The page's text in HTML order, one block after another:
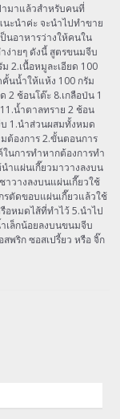
ามาแล้วสำหรับคนที่
ะนำค่ะ จะนำไปทำขาย
นอาหารว่างให้คนใน
ง่ายๆ ดังนี้ สูตรขนมจีบ
2.เนื้อหมูละเอียด 100
นน้ำให้แห้ง 100 กรัม
2 ช้อนโต๊ะ 8.เกลือป่น 1
น้ำตาลทราย 2 ช้อน
1.นำส่วนผสมทั้งหมด
ต้องการ 2.ขั้นตอนการ
นการทำหากต้องการทำ
ำแผ่นเกี๊ยวมาวางลงบน
วางลงบนแผ่นเกี๊ยวใช้
รตัดขอบแผ่นเกี๊ยวแล้วใช้
หมดไส้ที่ทำไว้ 5.นำไป
เล็กน้อยลงบนขนมจีบ
พริก ซอสเปรี้ยว หรือ จิ๊ก